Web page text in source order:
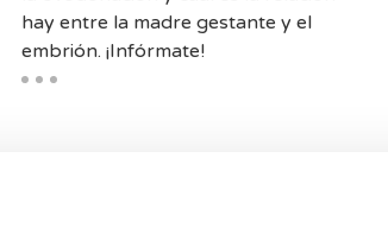
hay entre la madre gestante y el
embrión. ¡Infórmate!